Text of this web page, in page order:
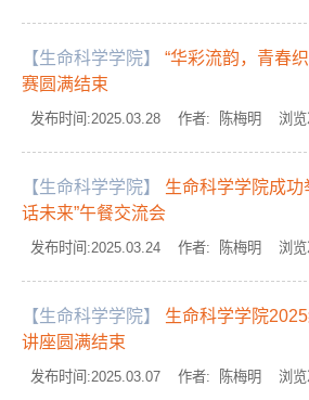
【生命科学学院】
“华彩流韵，青春
赛圆满结束
发布时间:2025.03.28 作者: 陈梅明 浏览
【生命科学学院】
生命科学学院成功
话未来”午餐交流会
发布时间:2025.03.24 作者: 陈梅明 浏览
【生命科学学院】
生命科学学院
讲座圆满结束
发布时间:2025.03.07 作者: 陈梅明 浏览